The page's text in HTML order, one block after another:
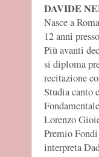
DAVIDE
Nasce a
12 anni
Più avanti
si diploma
recitazione
Studia canto
Lorenzo
Premio
interpreta